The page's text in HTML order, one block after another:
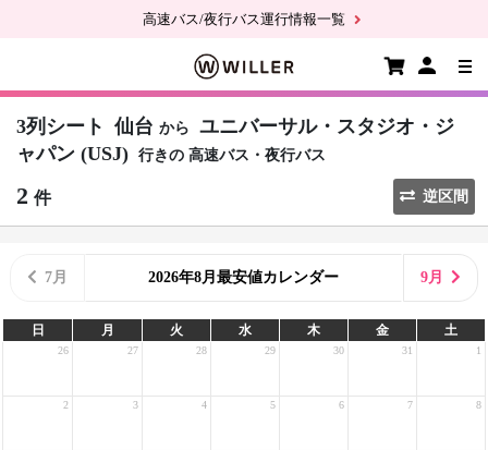
高速バス/夜行バス運行情報一覧
3列シート 仙台 から
ユニバーサル・スタジオ・ジ
ャパン (USJ) 行きの 高速バス・夜行バス
2 件 逆区間
7月 2026年8月最安値カレンダー 9月
日 月 火 水 木 金 土
26 27 28 29 30 31 1
2 3 4 5 6 7 8